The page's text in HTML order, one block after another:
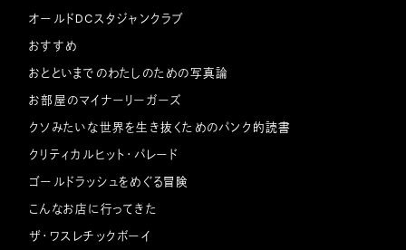
オールドDCスタジャンクラブ
おすすめ
おとといまでのわたしのための写真論
お部屋のマイナーリーガーズ
クソみたいな世界を生き抜くためのパンク的読書
クリティカルヒット・パレード
ゴールドラッシュをめぐる冒険
こんなお店に行ってきた
ザ・ワスレチックボーイ